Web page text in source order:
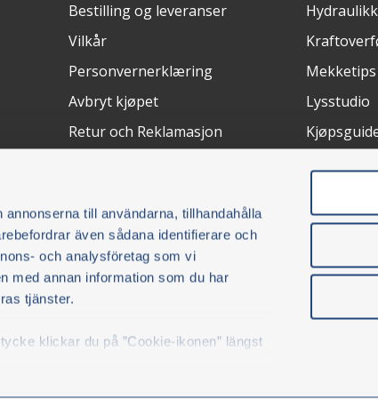
till användarna, tillhandahålla
även sådana identifierare och
och analysföretag som vi
med annan information som du har
tjänster.
klickar du på ”Cookie-ikonen” längst
Bestilling og leveranser
Vilkår
Personvernerklæring
Avbryt kjøpet
Retur och Reklamasjon
Hydraulikk
Mekketips
Lysstudio
LeveringsmåteCertifications